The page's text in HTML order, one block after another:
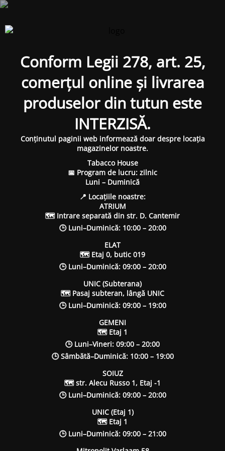
Conform Legii 278, art. 25,
comerțul online și livrarea
produselor din tutun este
INTERZISĂ.
Conținutul paginii web informează doar despre locația
magazinelor noastre.
Tabacco House
📅 Program de lucru: zilnic
Luni – Duminică
📍 Locațiile noastre:
ATRIUM
🗺 Intrare separată din str. D. Cantemir
🕒 Luni–Duminică: 10:00 – 20:00
ELAT
🗺 Etaj 0, butic 019
🕒 Luni–Duminică: 09:00 – 20:00
UNIC (Subterana)
🗺 Pasaj subteran, lângă UNIC
🕒 Luni–Duminică: 09:00 – 19:00
GEMENI
🗺 Etaj 1
🕒 Luni–Vineri: 09:00 – 20:00
🕒 Sâmbătă–Duminică: 10:00 – 19:00
SOIUZ
🗺 str. Alecu Russo 1, Etaj -1
🕒 Luni–Duminică: 09:00 – 20:00
UNIC (Etaj 1)
🗺 Etaj 1
🕒 Luni–Duminică: 09:00 – 21:00